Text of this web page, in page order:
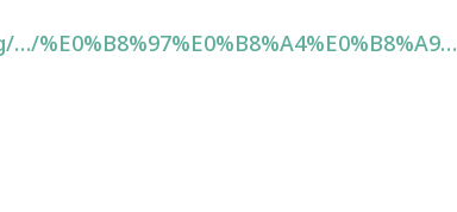
%E0%B8%97%E0%B8%A4%E0%B8%A9…